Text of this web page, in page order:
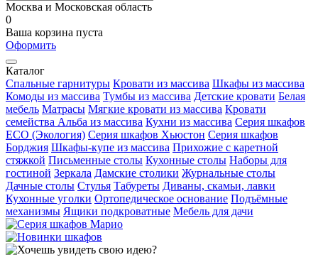
Москва и Московская область
0
Ваша корзина пуста
Оформить
Каталог
Спальные гарнитуры Кровати из массива Шкафы из массива
Комоды из массива Тумбы из массива Детские кровати Белая
мебель Матрасы Мягкие кровати из массива Кровати
семейства Альба из массива Кухни из массива Серия шкафов
ECO (Экология) Серия шкафов Хьюстон Серия шкафов
Борджия Шкафы-купе из массива Прихожие с каретной
стяжкой Письменные столы Кухонные столы Наборы для
гостиной Зеркала Дамские столики Журнальные столы
Дачные столы Стулья Табуреты Диваны, скамьи, лавки
Кухонные уголки Ортопедическое основание Подъёмные
механизмы Ящики подкроватные Мебель для дачи